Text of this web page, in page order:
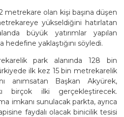
metrekare olan kişi başına düşen
yükseldiğini hatırlatan
büyük yatırımlar yapılan
hedefine yaklaştığını söyledi.
park alanında 128 bin
ilk kez 15 bin metrekarelik
anımsatan Başkan Akyürek,
birçok ilki gerçekleştirecek.
imkanı sunulacak parkta, ayrıca
faydalı olacak binicilik tesisi